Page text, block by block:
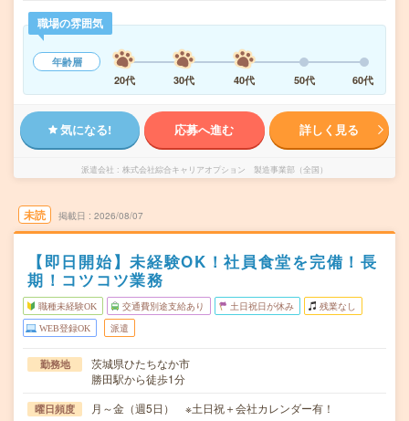
職場の雰囲気
年齢層
20代
30代 40代 50代 60代
気になる! 応募へ進む 詳しく見る
派遣会社 株式会社綜合キャリアオプション 製造事業部（全国）
未読 掲載日 2026/08/07
【即日開始】未経験OK！社員食堂を完備！長
期！コツコツ業務
職種未経験OK 交通費別途支給あり 土日祝日が休み 残業なし
WEB登録OK 派遣
勤務地
茨城県ひたちなか市
勝田駅から徒歩1分
曜日頻度 月～金（週5日） ※土日祝＋会社カレンダー有！